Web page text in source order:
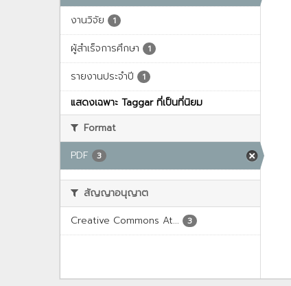
งานวิจัย 1
ผู้สำเร็จการศึกษา 1
รายงานประจำปี 1
แสดงเฉพาะ Taggar ที่เป็นที่นิยม
Format
PDF
3
สัญญาอนุญาต
Creative Commons At...
3